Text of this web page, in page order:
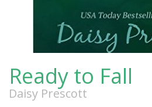
Ready to Fall
Daisy Prescott